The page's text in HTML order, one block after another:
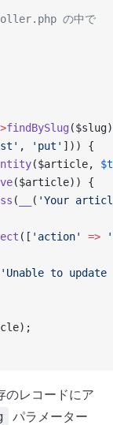
の中で
findBySlug ($slug)
, 'put' ])) {
($article,
($article)) {
( ( 'Your
([ 'action' =>
'Unable to
のレコードにア
パラメーター